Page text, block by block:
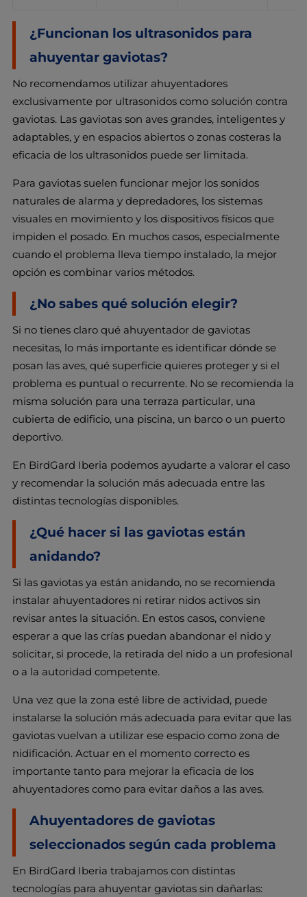
¿Funcionan los ultrasonidos para
ahuyentar gaviotas?
No recomendamos utilizar ahuyentadores
exclusivamente por ultrasonidos como solución contra
gaviotas. Las gaviotas son aves grandes, inteligentes y
adaptables, y en espacios abiertos o zonas costeras la
eficacia de los ultrasonidos puede ser limitada.
Para gaviotas suelen funcionar mejor los sonidos
naturales de alarma y depredadores, los sistemas
visuales en movimiento y los dispositivos físicos que
impiden el posado. En muchos casos, especialmente
cuando el problema lleva tiempo instalado, la mejor
opción es combinar varios métodos.
¿No sabes qué solución elegir?
Si no tienes claro qué ahuyentador de gaviotas
necesitas, lo más importante es identificar dónde se
posan las aves, qué superficie quieres proteger y si el
problema es puntual o recurrente. No se recomienda la
misma solución para una terraza particular, una
cubierta de edificio, una piscina, un barco o un puerto
deportivo.
En BirdGard Iberia podemos ayudarte a valorar el caso
y recomendar la solución más adecuada entre las
distintas tecnologías disponibles.
¿Qué hacer si las gaviotas están
anidando?
Si las gaviotas ya están anidando, no se recomienda
instalar ahuyentadores ni retirar nidos activos sin
revisar antes la situación. En estos casos, conviene
esperar a que las crías puedan abandonar el nido y
solicitar, si procede, la retirada del nido a un profesional
o a la autoridad competente.
Una vez que la zona esté libre de actividad, puede
instalarse la solución más adecuada para evitar que las
gaviotas vuelvan a utilizar ese espacio como zona de
nidificación. Actuar en el momento correcto es
importante tanto para mejorar la eficacia de los
ahuyentadores como para evitar daños a las aves.
Ahuyentadores de gaviotas
seleccionados según cada problema
En BirdGard Iberia trabajamos con distintas
tecnologías para ahuyentar gaviotas sin dañarlas: